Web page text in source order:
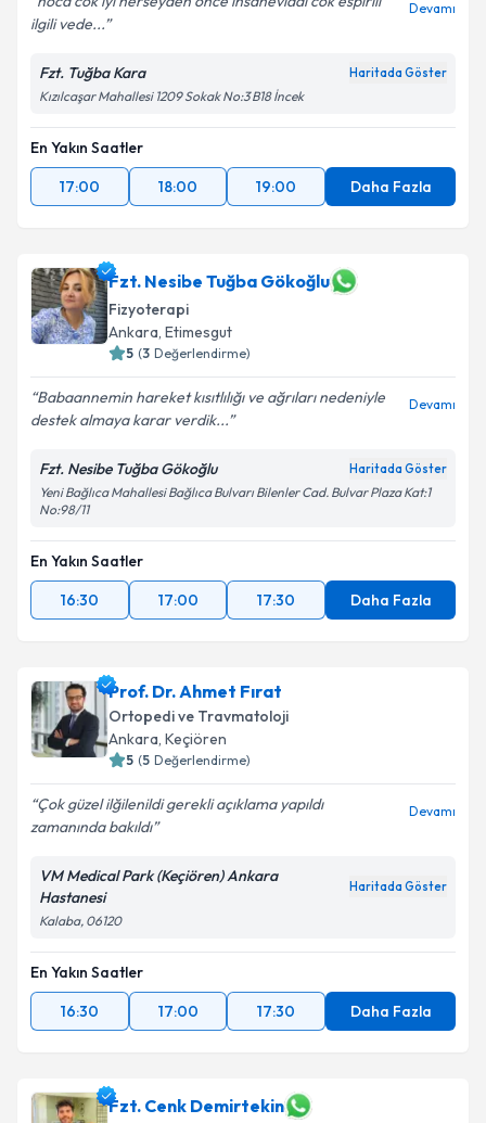
ilgili vede...
Devamı
Fzt. Tuğba Kara Haritada Göster
Kızılcaşar Mahallesi 1209 Sokak No:3 B18 İncek
En Yakın Saatler
17:00
18:00 19:00 Daha Fazla
Fzt. Nesibe Tuğba Gökoğlu
Fizyoterapi
Ankara, Etimesgut
5 (3 Değerlendirme)
Babaannemin hareket kısıtlılığı ve ağrıları nedeniyle
destek almaya karar verdik...
Devamı
Fzt. Nesibe Tuğba Gökoğlu Haritada Göster
Yeni Bağlıca Mahallesi Bağlıca Bulvarı Bilenler Cad. Bulvar Plaza Kat:1
No:98/11
En Yakın Saatler
16:30
17:00 17:30 Daha Fazla
Prof. Dr. Ahmet Fırat
Ortopedi ve Travmatoloji
Ankara, Keçiören
5 (5 Değerlendirme)
Çok güzel ilğilenildi gerekli açıklama yapıldı
zamanında bakıldı
Devamı
VM Medical Park (Keçiören) Ankara
Hastanesi
Haritada Göster
Kalaba, 06120
En Yakın Saatler
16:30
17:00 17:30 Daha Fazla
Fzt. Cenk Demirtekin